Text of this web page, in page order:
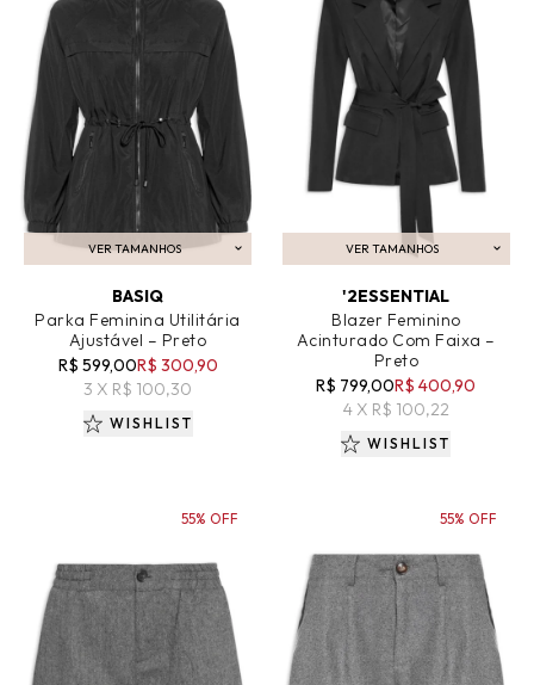
VER TAMANHOS
ADICIONAR AO CARRINHO
BASIQ
Parka Feminina Utilitária
Ajustável – Preto
R$ 599,00R$ 300,90
3 X R$ 100,30
WISHLIST
VER TAMANHOS
ADICIONAR AO CARRINHO
'2ESSENTIAL
Blazer Feminino
Acinturado Com Faixa –
Preto
R$ 799,00R$ 400,90
4 X R$ 100,22
WISHLIST
55% OFF 55% OFF